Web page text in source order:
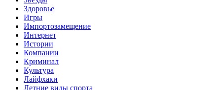
Здоровье
Игры
Импортозамещение
Интернет
Истории
Компании
Криминал
Культура
Лайфхаки
Летние виды спорта